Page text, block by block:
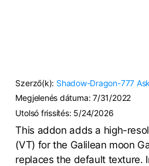
Szerző(k): Shadow-Dragon-777
Megjelenés dátuma:7/31/2022
Utolsó frissítés: 5/24/2026
This addon adds a high-
(VT) for the Galilean moon
replaces the default texture.